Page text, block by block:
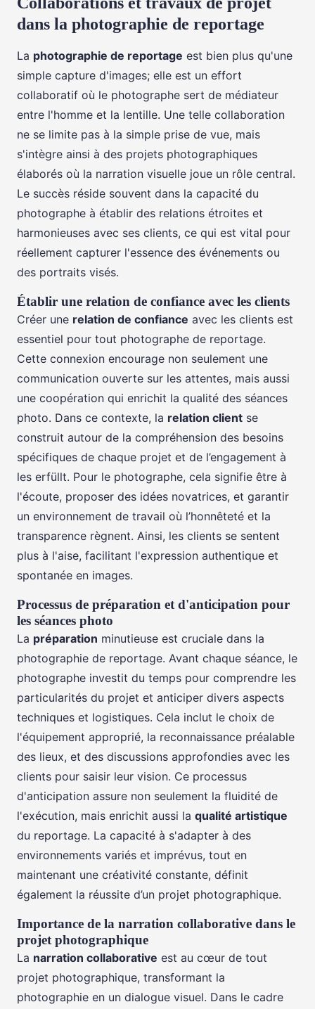
dans la photographie de reportage
La photographie de reportage est bien plus qu'une
simple capture d'images; elle est un effort
collaboratif où le photographe sert de médiateur
entre l'homme et la lentille. Une telle collaboration
ne se limite pas à la simple prise de vue, mais
s'intègre ainsi à des projets photographiques
élaborés où la narration visuelle joue un rôle central.
Le succès réside souvent dans la capacité du
photographe à établir des relations étroites et
harmonieuses avec ses clients, ce qui est vital pour
réellement capturer l'essence des événements ou
des portraits visés.
Établir une relation de confiance avec les clients
Créer une relation de confiance avec les clients est
essentiel pour tout photographe de reportage.
Cette connexion encourage non seulement une
communication ouverte sur les attentes, mais aussi
une coopération qui enrichit la qualité des séances
photo. Dans ce contexte, la relation client se
construit autour de la compréhension des besoins
spécifiques de chaque projet et de l’engagement à
les erfüllt. Pour le photographe, cela signifie être à
l'écoute, proposer des idées novatrices, et garantir
un environnement de travail où l’honnêteté et la
transparence règnent. Ainsi, les clients se sentent
plus à l'aise, facilitant l'expression authentique et
spontanée en images.
Processus de préparation et d'anticipation pour
les séances photo
La préparation minutieuse est cruciale dans la
photographie de reportage. Avant chaque séance, le
photographe investit du temps pour comprendre les
particularités du projet et anticiper divers aspects
techniques et logistiques. Cela inclut le choix de
l'équipement approprié, la reconnaissance préalable
des lieux, et des discussions approfondies avec les
clients pour saisir leur vision. Ce processus
d'anticipation assure non seulement la fluidité de
l'exécution, mais enrichit aussi la qualité artistique
du reportage. La capacité à s'adapter à des
environnements variés et imprévus, tout en
maintenant une créativité constante, définit
également la réussite d’un projet photographique.
Importance de la narration collaborative dans le
projet photographique
La narration collaborative est au cœur de tout
projet photographique, transformant la
photographie en un dialogue visuel. Dans le cadre